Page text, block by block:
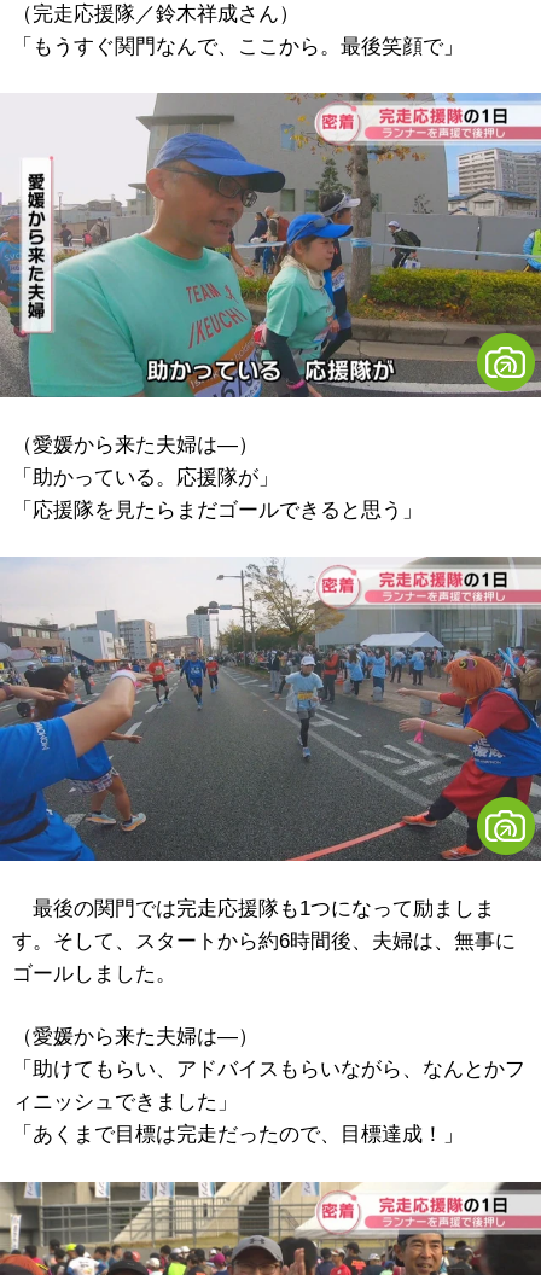
（完走応援隊／鈴木祥成さん）
「もうすぐ関門なんで、ここから。最後笑顔で」
（愛媛から来た夫婦は―）
「助かっている。応援隊が」
「応援隊を見たらまだゴールできると思う」
最後の関門では完走応援隊も1つになって励ましま
す。そして、スタートから約6時間後、夫婦は、無事に
ゴールしました。
（愛媛から来た夫婦は―）
「助けてもらい、アドバイスもらいながら、なんとかフ
ィニッシュできました」
「あくまで目標は完走だったので、目標達成！」